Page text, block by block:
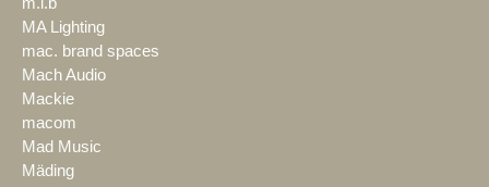
MA Lighting
mac. brand spaces
Mach Audio
Mackie
macom
Mad Music
Mäding